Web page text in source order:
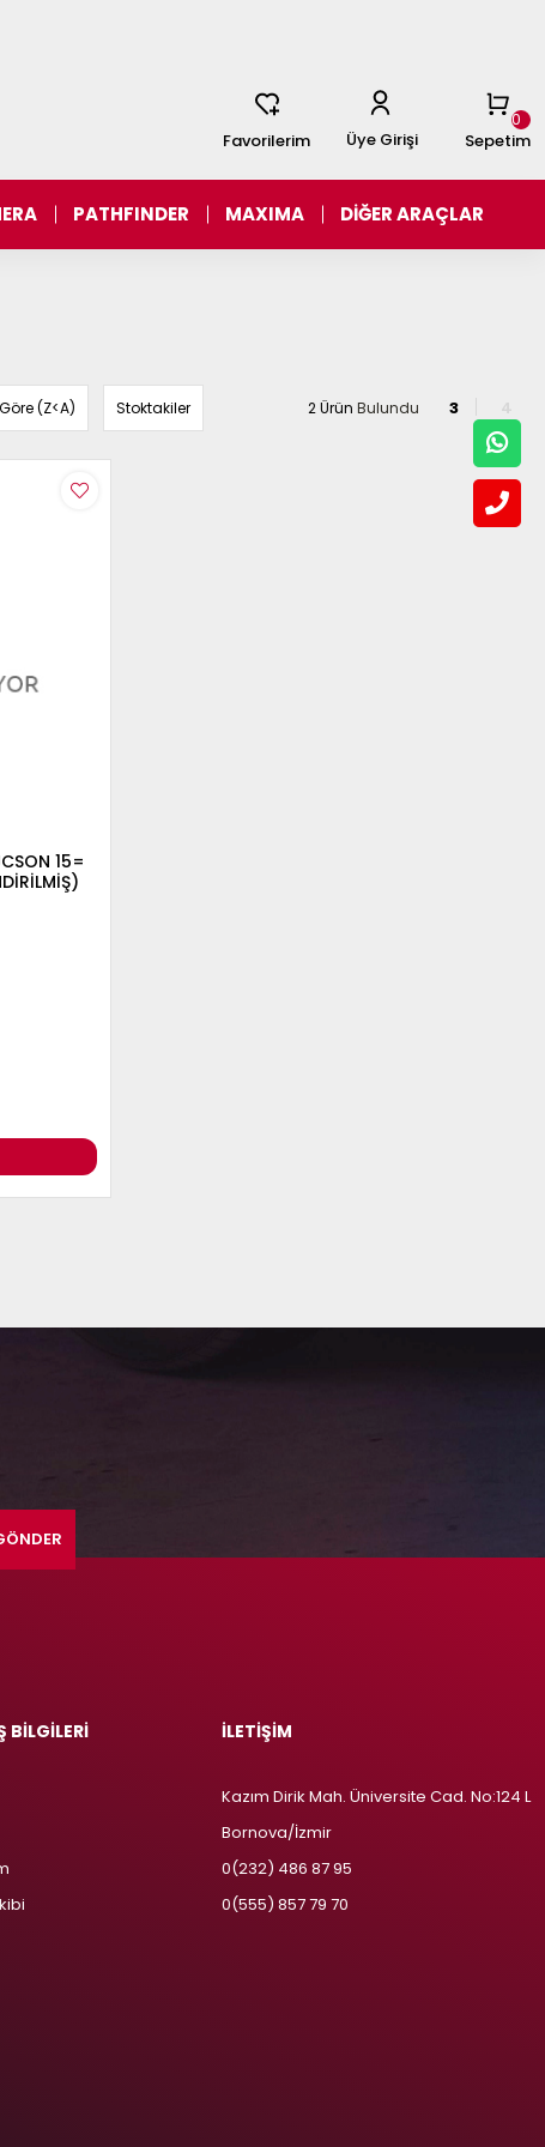
Sepetim
0
Favorilerim
Üye Girişi
PATHFINDER MAXIMA DİĞER ARAÇLAR
(Z<A) Stoktakiler 2 Ürün
15=
BİLGİLERİ İLETİŞİM
Kazım Dirik Mah. Üniversite Cad. No:124 L
Bornova/İzmir
0(232) 486 87 95
0(555) 857 79 70